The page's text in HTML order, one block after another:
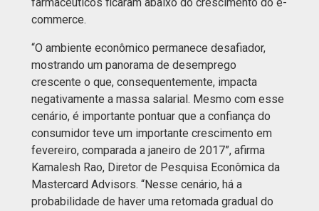
commerce.
“O ambiente econômico permanece desafiador,
mostrando um panorama de desemprego
crescente o que, consequentemente, impacta
negativamente a massa salarial. Mesmo com esse
cenário, é importante pontuar que a confiança do
consumidor teve um importante crescimento em
fevereiro, comparada a janeiro de 2017”, afirma
Kamalesh Rao, Diretor de Pesquisa Econômica da
Mastercard Advisors. “Nesse cenário, há a
probabilidade de haver uma retomada gradual do